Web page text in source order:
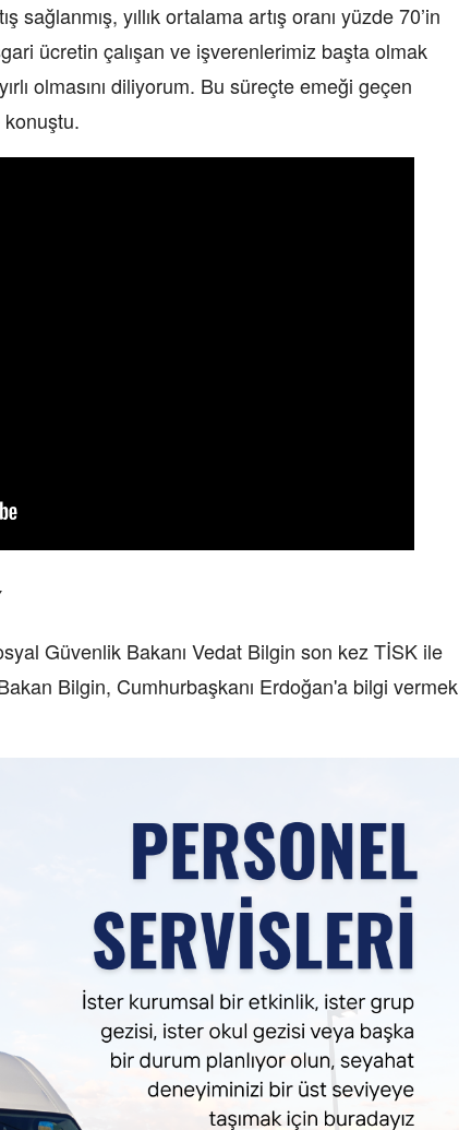
sağlanmış, yıllık ortalama artış oranı yüzde 70’in
ücretin çalışan ve işverenlerimiz başta olmak
olmasını diliyorum. Bu süreçte emeği geçen
Güvenlik Bakanı Vedat Bilgin son kez TİSK ile
Bilgin, Cumhurbaşkanı Erdoğan'a bilgi vermek